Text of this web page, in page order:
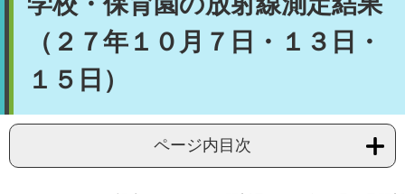
（２７年１０月７日・１３日・
１５日）
ページ内目次